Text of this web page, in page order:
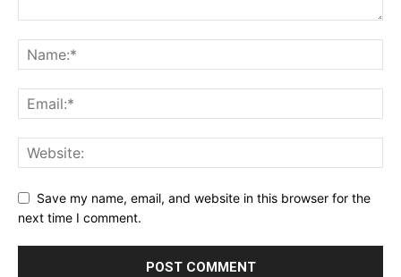
Save my name, email, and website in this browser for the
next time I comment.